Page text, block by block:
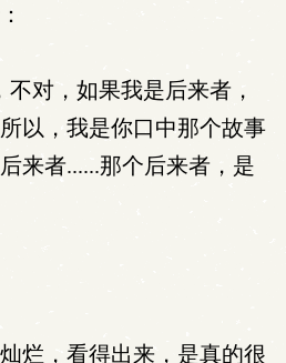
对，如果我是后来者，
以，我是你口中那个故事
来者......那个后来者，是
烂，看得出来，是真的很